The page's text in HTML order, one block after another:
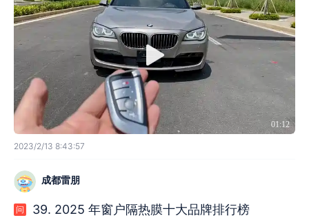
01:12
2023/2/13 8:43:57
成都雷朋
问 39. 2025 年窗户隔热膜十大品牌排行榜